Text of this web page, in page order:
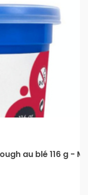
au blé 116 g -